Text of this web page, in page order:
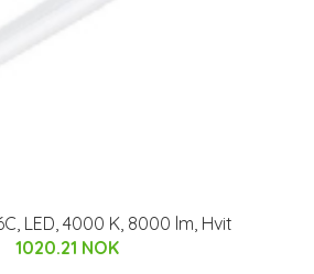
LED, 4000 K, 8000 lm, Hvit
1020.21 NOK